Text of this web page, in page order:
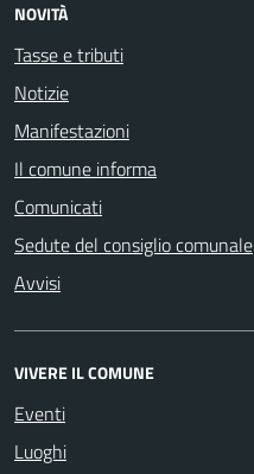
NOVITÀ
Tasse e tributi
Notizie
Manifestazioni
Il comune informa
Comunicati
Sedute del consiglio comunale
Avvisi
VIVERE IL COMUNE
Eventi
Luoghi